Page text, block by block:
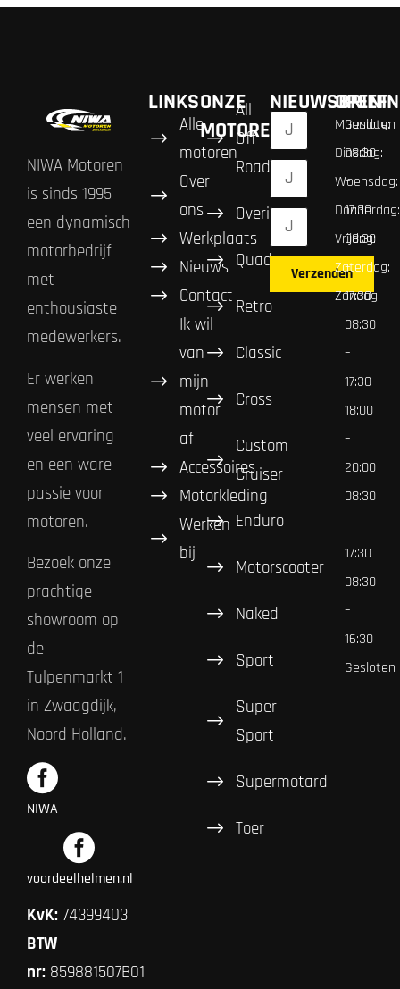
NIWA Motoren
is sinds 1995
een dynamisch
motorbedrijf
met
enthousiaste
medewerkers.
Er werken
mensen met
veel ervaring
en een ware
passie voor
motoren.
Bezoek onze
prachtige
showroom op
de
Tulpenmarkt 1
in Zwaagdijk,
Noord Holland.
NIWA
voordeelhelmen.nl
KvK: 74399403
BTW
nr: 859881507B01
LINKS
Alle
motoren
Over
ons
Werkplaats
Nieuws
Contact
Ik wil
van
mijn
motor
af
Accessoires
Motorkleding
Werken
bij
ONZE
MOTOREN
All
Off
Road
Overig
Quad
Retro
Classic
Cross
Custom
Cruiser
Enduro
Motorscooter
Naked
Sport
Super
Sport
Supermotard
Toer
NIEUWSBRIEF
Verzenden
Maandag:
Dinsdag:
Woensdag:
Donderdag:
Vrijdag:
Zaterdag:
Zondag:
Gesloten
08:30
–
17:30
08:30
–
17:30
08:30
–
17:30
18:00
–
20:00
08:30
–
17:30
08:30
–
16:30
Gesloten